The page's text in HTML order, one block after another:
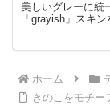
美しいグレーに統
「grayish」スキ
ホーム
きのこをモチー